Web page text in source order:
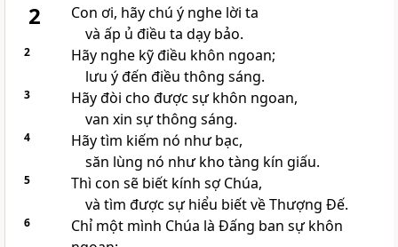
2
Con ơi, hãy chú ý nghe lời ta
và ấp ủ điều ta dạy bảo.
2
Hãy nghe kỹ điều khôn ngoan;
lưu ý đến điều thông sáng.
3
Hãy đòi cho được sự khôn ngoan,
van xin sự thông sáng.
4
Hãy tìm kiếm nó như bạc,
săn lùng nó như kho tàng kín giấu.
5
Thì con sẽ biết kính sợ Chúa,
và tìm được sự hiểu biết về Thượng Đế.
6
Chỉ một mình Chúa là Đấng ban sự khôn